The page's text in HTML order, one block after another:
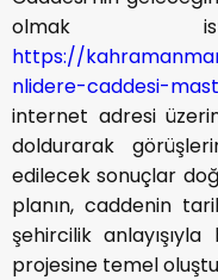
olmak
https://
nlidere-caddesi-
internet adresi
doldurarak
edilecek sonuçlar
planın, caddenin
şehircilik
projesine temel